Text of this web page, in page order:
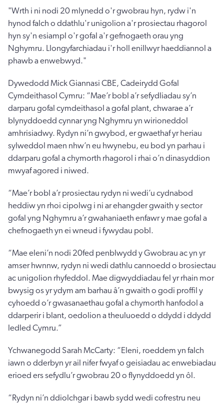
"Wrth i ni nodi 20 mlynedd o'r gwobrau hyn, rydw i'n
hynod falch o ddathlu'r unigolion a'r prosiectau rhagorol
hyn sy'n esiampl o'r gofal a'r gefnogaeth orau yng
Nghymru. Llongyfarchiadau i'r holl enillwyr haeddiannol a
phawb a enwebwyd."
Dywedodd Mick Giannasi CBE, Cadeirydd Gofal
Cymdeithasol Cymru: “Mae’r bobl a’r sefydliadau sy’n
darparu gofal cymdeithasol a gofal plant, chwarae a’r
blynyddoedd cynnar yng Nghymru yn wirioneddol
amhrisiadwy. Rydyn ni’n gwybod, er gwaethaf yr heriau
sylweddol maen nhw’n eu hwynebu, eu bod yn parhau i
ddarparu gofal a chymorth rhagorol i rhai o’n dinasyddion
mwyaf agored i niwed.
“Mae’r bobl a’r prosiectau rydyn ni wedi’u cydnabod
heddiw yn rhoi cipolwg i ni ar ehangder gwaith y sector
gofal yng Nghymru a’r gwahaniaeth enfawr y mae gofal a
chefnogaeth yn ei wneud i fywydau pobl.
“Mae eleni’n nodi 20fed penblwydd y Gwobrau ac yn yr
amser hwnnw, rydyn ni wedi dathlu cannoedd o brosiectau
ac unigolion rhyfeddol. Mae digwyddiadau fel yr rhain mor
bwysig os yr ydym am barhau â’n gwaith o godi proffil y
cyhoedd o’r gwasanaethau gofal a chymorth hanfodol a
ddarperir i blant, oedolion a theuluoedd o ddydd i ddydd
ledled Cymru.”
Ychwanegodd Sarah McCarty: “Eleni, roeddem yn falch
iawn o dderbyn yr ail nifer fwyaf o geisiadau ac enwebiadau
erioed ers sefydlu’r gwobrau 20 o flynyddoedd yn ôl.
“Rydyn ni’n ddiolchgar i bawb sydd wedi cofrestru neu